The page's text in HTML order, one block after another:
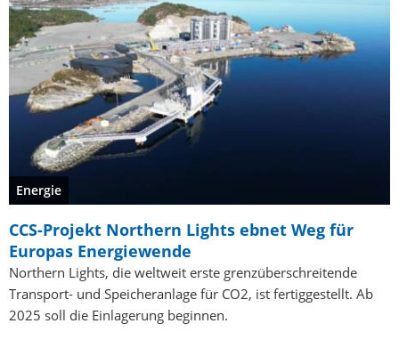
Energie
CCS-Projekt Northern Lights ebnet Weg für
Europas Energiewende
Northern Lights, die weltweit erste grenzüberschreitende
Transport- und Speicheranlage für CO2, ist fertiggestellt. Ab
2025 soll die Einlagerung beginnen.